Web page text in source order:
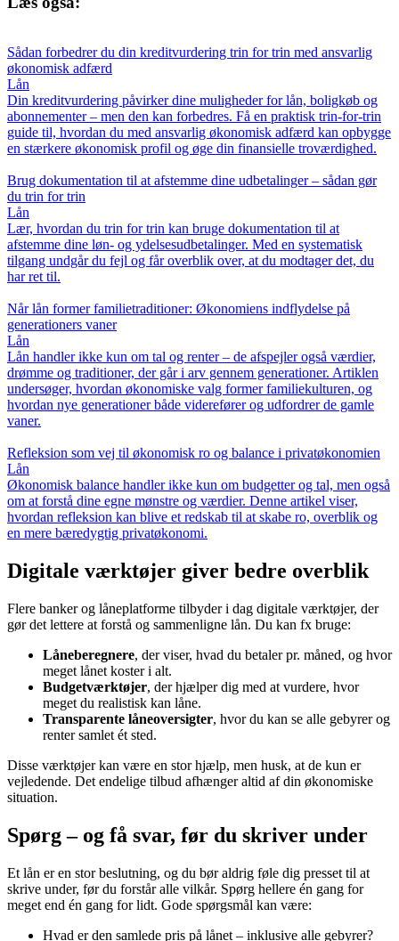
Sådan forbedrer du din kreditvurdering trin for trin med ansvarlig
økonomisk adfærd
Lån
Din kreditvurdering påvirker dine muligheder for lån, boligkøb og
abonnementer – men den kan forbedres. Få en praktisk trin-for-trin
guide til, hvordan du med ansvarlig økonomisk adfærd kan opbygge
en stærkere økonomisk profil og øge din finansielle troværdighed.
Brug dokumentation til at afstemme dine udbetalinger – sådan gør
du trin for trin
Lån
Lær, hvordan du trin for trin kan bruge dokumentation til at
afstemme dine løn- og ydelsesudbetalinger. Med en systematisk
tilgang undgår du fejl og får overblik over, at du modtager det, du
har ret til.
Når lån former familietraditioner: Økonomiens indflydelse på
generationers vaner
Lån
Lån handler ikke kun om tal og renter – de afspejler også værdier,
drømme og traditioner, der går i arv gennem generationer. Artiklen
undersøger, hvordan økonomiske valg former familiekulturen, og
hvordan nye generationer både viderefører og udfordrer de gamle
vaner.
Refleksion som vej til økonomisk ro og balance i privatøkonomien
Lån
Økonomisk balance handler ikke kun om budgetter og tal, men også
om at forstå dine egne mønstre og værdier. Denne artikel viser,
hvordan refleksion kan blive et redskab til at skabe ro, overblik og
en mere bæredygtig privatøkonomi.
Digitale værktøjer giver bedre overblik
Flere banker og låneplatforme tilbyder i dag digitale værktøjer, der
gør det lettere at forstå og sammenligne lån. Du kan fx bruge:
Låneberegnere, der viser, hvad du betaler pr. måned, og hvor
meget lånet koster i alt.
Budgetværktøjer, der hjælper dig med at vurdere, hvor
meget du realistisk kan låne.
Transparente låneoversigter, hvor du kan se alle gebyrer og
renter samlet ét sted.
Disse værktøjer kan være en stor hjælp, men husk, at de kun er
vejledende. Det endelige tilbud afhænger altid af din økonomiske
situation.
Spørg – og få svar, før du skriver under
Et lån er en stor beslutning, og du bør aldrig føle dig presset til at
skrive under, før du forstår alle vilkår. Spørg hellere én gang for
meget end én gang for lidt. Gode spørgsmål kan være:
Hvad er den samlede pris på lånet – inklusive alle gebyrer?